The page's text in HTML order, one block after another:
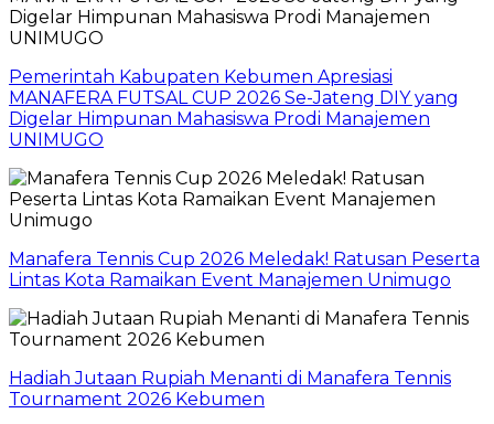
Pemerintah Kabupaten Kebumen Apresiasi
MANAFERA FUTSAL CUP 2026 Se-Jateng DIY yang
Digelar Himpunan Mahasiswa Prodi Manajemen
UNIMUGO
Manafera Tennis Cup 2026 Meledak! Ratusan Peserta
Lintas Kota Ramaikan Event Manajemen Unimugo
Hadiah Jutaan Rupiah Menanti di Manafera Tennis
Tournament 2026 Kebumen